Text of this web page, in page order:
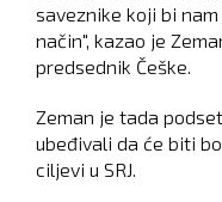
saveznike koji bi
način", kazao je
predsednik Češke.
Zeman je tada
ubeđivali da će biti
ciljevi u SRJ.